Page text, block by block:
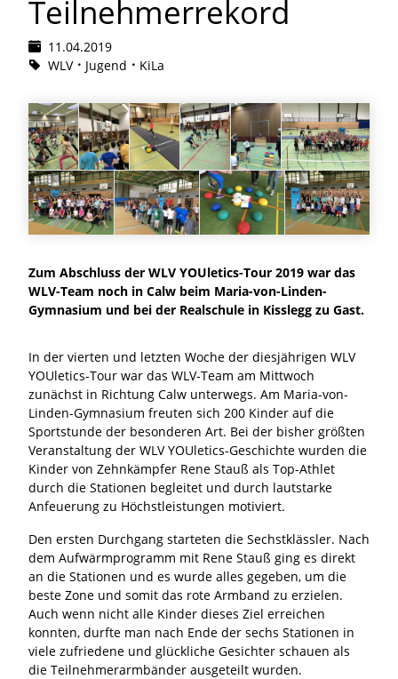
Teilnehmerrekord
11.04.2019
WLV
Jugend KiLa
Zum Abschluss der WLV YOUletics-Tour 2019 war das
WLV-Team noch in Calw beim Maria-von-Linden-
Gymnasium und bei der Realschule in Kisslegg zu Gast.
In der vierten und letzten Woche der diesjährigen WLV
YOUletics-Tour war das WLV-Team am Mittwoch
zunächst in Richtung Calw unterwegs. Am Maria-von-
Linden-Gymnasium freuten sich 200 Kinder auf die
Sportstunde der besonderen Art. Bei der bisher größten
Veranstaltung der WLV YOUletics-Geschichte wurden die
Kinder von Zehnkämpfer Rene Stauß als Top-Athlet
durch die Stationen begleitet und durch lautstarke
Anfeuerung zu Höchstleistungen motiviert.
Den ersten Durchgang starteten die Sechstklässler. Nach
dem Aufwärmprogramm mit Rene Stauß ging es direkt
an die Stationen und es wurde alles gegeben, um die
beste Zone und somit das rote Armband zu erzielen.
Auch wenn nicht alle Kinder dieses Ziel erreichen
konnten, durfte man nach Ende der sechs Stationen in
viele zufriedene und glückliche Gesichter schauen als
die Teilnehmerarmbänder ausgeteilt wurden.